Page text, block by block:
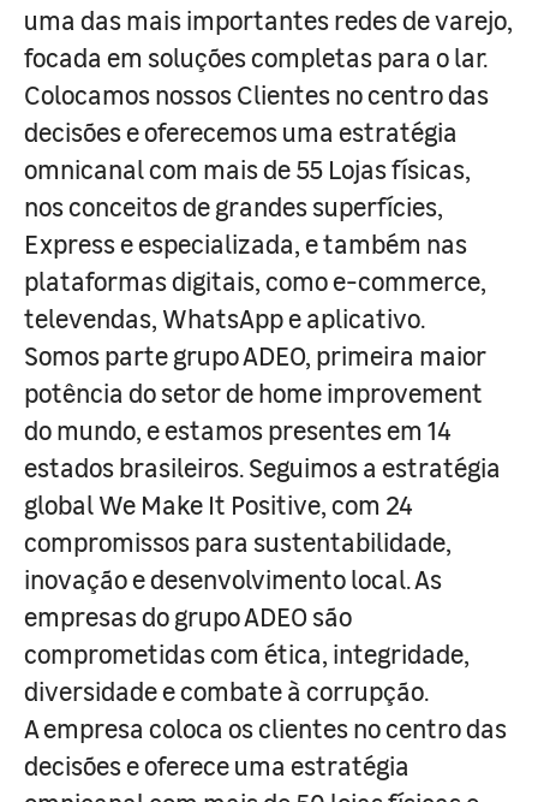
uma das mais importantes redes de varejo,
focada em soluções completas para o lar.
Colocamos nossos Clientes no centro das
decisões e oferecemos uma estratégia
omnicanal com mais de 55 Lojas físicas,
nos conceitos de grandes superfícies,
Express e especializada, e também nas
plataformas digitais, como e-commerce,
televendas, WhatsApp e aplicativo.
Somos parte grupo ADEO, primeira maior
potência do setor de home improvement
do mundo, e estamos presentes em 14
estados brasileiros. Seguimos a estratégia
global We Make It Positive, com 24
compromissos para sustentabilidade,
inovação e desenvolvimento local. As
empresas do grupo ADEO são
comprometidas com ética, integridade,
diversidade e combate à corrupção.
A empresa coloca os clientes no centro das
decisões e oferece uma estratégia